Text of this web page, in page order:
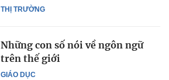
THỊ TRƯỜNG
GIÁO DỤC
Những con số nói về ngôn ngữ
trên thế giới